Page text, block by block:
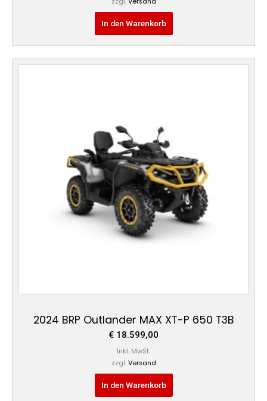
In den Warenkorb
2024 BRP Outlander MAX XT-P 650 T3B
€ 18.599,00
Inkl. MwSt.
zzgl. Versand
In den Warenkorb